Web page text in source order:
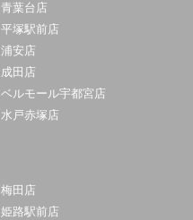
青葉台店
平塚駅前店
浦安店
成田店
ベルモール宇都宮店
水戸赤塚店
梅田店
姫路駅前店